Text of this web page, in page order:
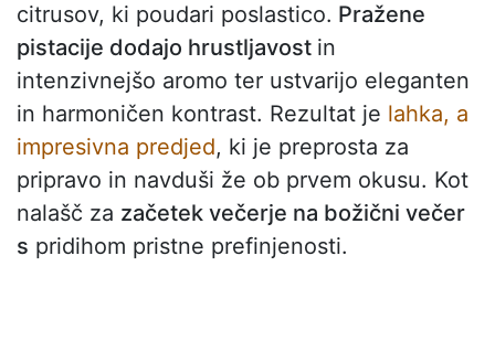
citrusov, ki poudari poslastico. Pražene
pistacije dodajo hrustljavost in
intenzivnejšo aromo ter ustvarijo eleganten
in harmoničen kontrast. Rezultat je lahka, a
impresivna predjed, ki je preprosta za
pripravo in navduši že ob prvem okusu. Kot
nalašč za začetek večerje na božični večer
s pridihom pristne prefinjenosti.